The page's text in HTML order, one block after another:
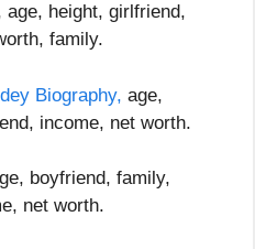
age, height, girlfriend,
family.
Biography, age,
income, net worth.
boyfriend, family,
net worth.